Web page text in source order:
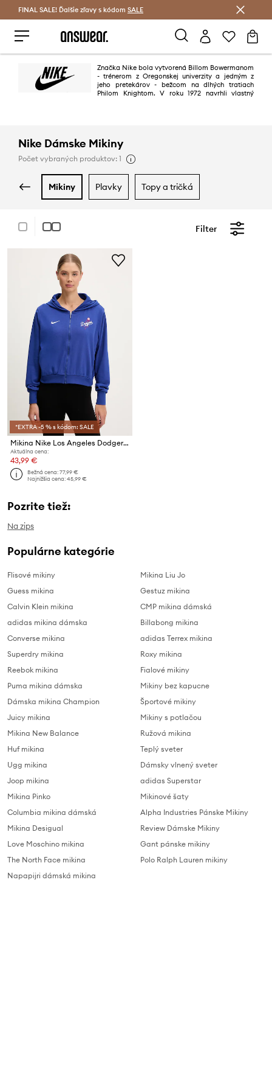
Šetrite s Answear Club >
FINAL SALE! Ďalšie zľavy s kódom SALE
Značka Nike bola vytvorená Billom Bowermanom
- trénerom z Oregonskej univerzity a jedným z
jeho pretekárov - bežcom na dlhých tratiach
Philom Knightom. V roku 1972 navrhli vlastný
Nike Dámske Mikiny
Počet vybraných produktov: 1
mikiny plavky topy a tričká
Filter
*EXTRA -5 % s kódom: SALE
Mikina Nike Los Angeles Dodgers
Aktuálna cena:
43,99 €
Bežná cena:77,99 €
Najnižšia cena:45,99 €
Pozrite tiež:
Na zips
Populárne kategórie
Flisové mikiny
Guess mikina
Calvin Klein mikina
adidas mikina dámska
Converse mikina
Superdry mikina
Reebok mikina
Puma mikina dámska
Dámska mikina Champion
Juicy mikina
Mikina New Balance
Huf mikina
Ugg mikina
Joop mikina
Mikina Pinko
Columbia mikina dámská
Mikina Desigual
Love Moschino mikina
The North Face mikina
Napapijri dámská mikina
Mikina Liu Jo
Gestuz mikina
CMP mikina dámská
Billabong mikina
adidas Terrex mikina
Roxy mikina
Fialové mikiny
Mikiny bez kapucne
Športové mikiny
Mikiny s potlačou
Ružová mikina
Teplý sveter
Dámsky vlnený sveter
adidas Superstar
Mikinové šaty
Alpha Industries Pánske Mikiny
Review Dámske Mikiny
Gant pánske mikiny
Polo Ralph Lauren mikiny